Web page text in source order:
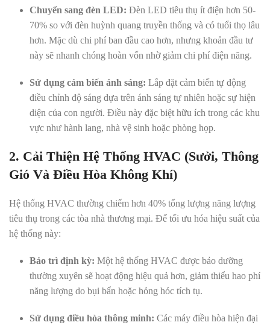
Chuyển sang đèn LED: Đèn LED tiêu thụ ít điện hơn 50-
70% so với đèn huỳnh quang truyền thống và có tuổi thọ lâu
hơn. Mặc dù chi phí ban đầu cao hơn, nhưng khoản đầu tư
này sẽ nhanh chóng hoàn vốn nhờ giảm chi phí điện năng.
Sử dụng cảm biến ánh sáng: Lắp đặt cảm biến tự động
điều chỉnh độ sáng dựa trên ánh sáng tự nhiên hoặc sự hiện
diện của con người. Điều này đặc biệt hữu ích trong các khu
vực như hành lang, nhà vệ sinh hoặc phòng họp.
2. Cải Thiện Hệ Thống HVAC (Sưởi, Thông
Gió Và Điều Hòa Không Khí)
Hệ thống HVAC thường chiếm hơn 40% tổng lượng năng lượng
tiêu thụ trong các tòa nhà thương mại. Để tối ưu hóa hiệu suất của
hệ thống này:
Bảo trì định kỳ: Một hệ thống HVAC được bảo dưỡng
thường xuyên sẽ hoạt động hiệu quả hơn, giảm thiểu hao phí
năng lượng do bụi bẩn hoặc hỏng hóc tích tụ.
Sử dụng điều hòa thông minh: Các máy điều hòa hiện đại